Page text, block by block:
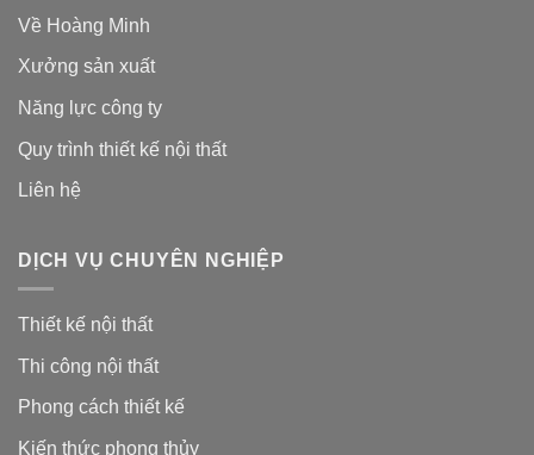
Về Hoàng Minh
Xưởng sản xuất
Năng lực công ty
Quy trình thiết kế nội thất
Liên hệ
DỊCH VỤ CHUYÊN NGHIỆP
Thiết kế nội thất
Thi công nội thất
Phong cách thiết kế
Kiến thức phong thủy